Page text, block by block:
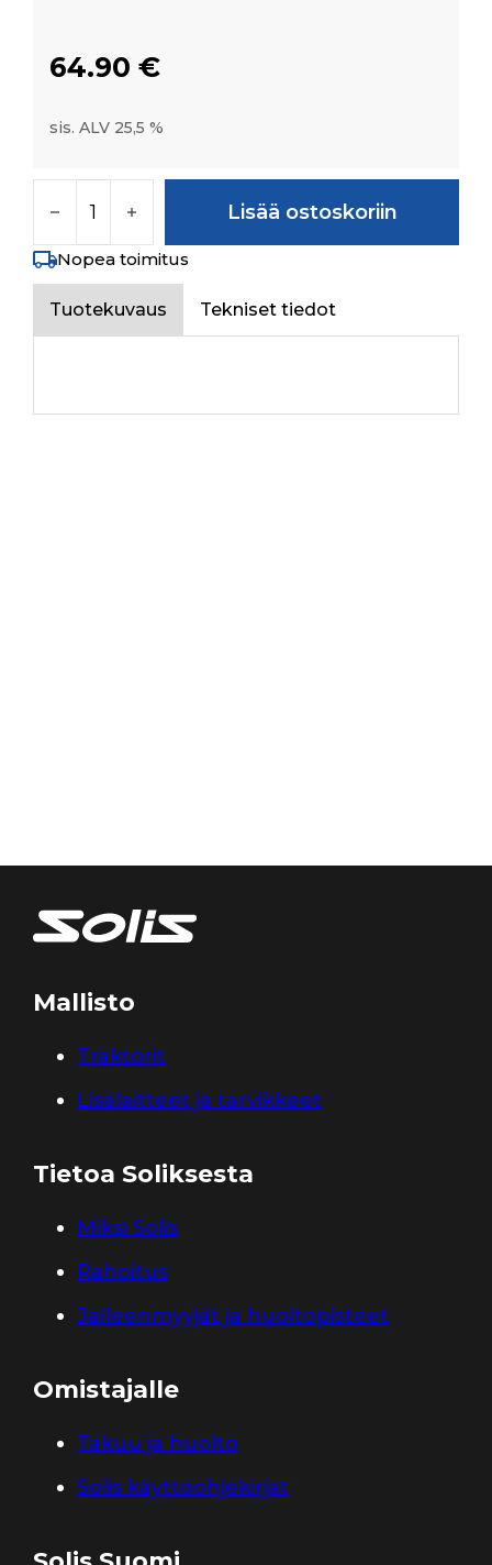
64.90 €
sis. ALV 25,5 %
Lisää ostoskoriin
Nopea toimitus
Tuotekuvaus Tekniset tiedot
Mallisto
Traktorit
Lisälaitteet ja tarvikkeet
Tietoa Soliksesta
Miksi Solis
Rahoitus
Jälleenmyyjät ja huoltopisteet
Omistajalle
Takuu ja huolto
Solis käyttöohjekirjat